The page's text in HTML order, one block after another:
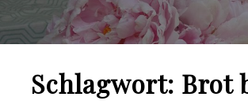
Schlagwort: Brot